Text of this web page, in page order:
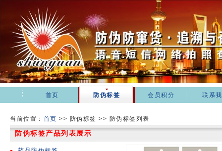
首页 防伪标签 会员积分 联系
当前位置： 首页 >> 防伪标签 >> 防伪标签列表
防伪标签产品列表展示